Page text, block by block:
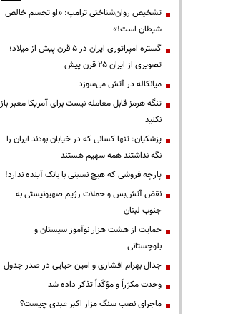
تشخیص روان‌شناختی ترامپ: «او تجسم خالص
شیطان است!»
گستره امپراتوری ایران در ۵ قرن پیش از میلاد؛
تصویری از ایران ۲۵ قرن پیش
میانکاله در آتش می‌سوزد
تنگه هرمز قابل معامله نیست برای آمریکا معبر باز
نکنید
پزشکیان: تنها کسانی که در خیابان بودند ایران را
نگه نداشتند همه سهیم هستند
پارچه فروشی که هیچ نسبتی با بانک آینده ندارد!
نقض آتش‌بس و حملات رژیم صهیونیستی به
جنوب لبنان
حمایت از هشت هزار نوآموز سیستان و
بلوچستانی
جدال بهرام افشاری و امین حیایی در صدر جدول
وحدت مکرّراً و مؤکّداً تذکر داده شد
ماجرای نصب سنگ مزار اکبر عبدی چیست؟